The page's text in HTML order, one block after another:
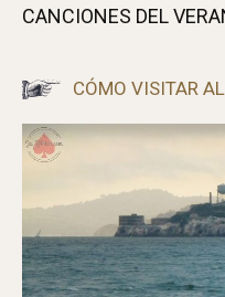
CANCIONES DEL
CÓMO VISITAR